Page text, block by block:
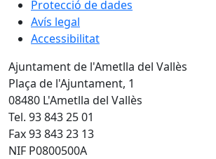
Protecció de dades
Avís legal
Accessibilitat
Ajuntament de l'Ametlla del Vallès
Plaça de l'Ajuntament, 1
08480 L'Ametlla del Vallès
Tel. 93 843 25 01
Fax 93 843 23 13
NIF P0800500A